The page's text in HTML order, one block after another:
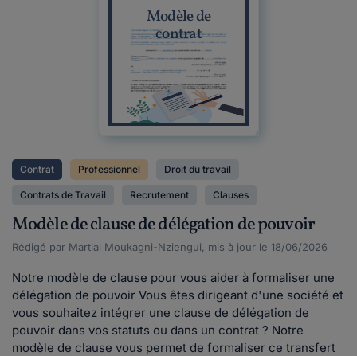
Modèle de
contrat
Contrat Professionnel Droit du travail
Contrats de Travail Recrutement Clauses
Modèle de clause de délégation de pouvoir
Rédigé par Martial Moukagni-Nziengui, mis à jour le 18/06/2026
Notre modèle de clause pour vous aider à formaliser une
délégation de pouvoir Vous êtes dirigeant d'une société et
vous souhaitez intégrer une clause de délégation de
pouvoir dans vos statuts ou dans un contrat ? Notre
modèle de clause vous permet de formaliser ce transfert